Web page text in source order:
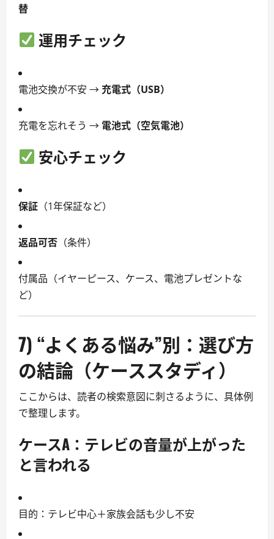
替
運用チェック
電池交換が不安 → 充電式（USB）
充電を忘れそう → 電池式（空気電池）
安心チェック
保証 （1年保証など）
返品可否 （条件）
付属品（イヤーピース、ケース、電池プレゼントな
ど）
7) “よくある悩み”別：選び方
の結論（ケーススタディ）
ここからは、読者の検索意図に刺さるように、具体例
で整理します。
ケースA： テレビの音量が上がった
と言われる
目的：テレビ中心＋家族会話も少し不安